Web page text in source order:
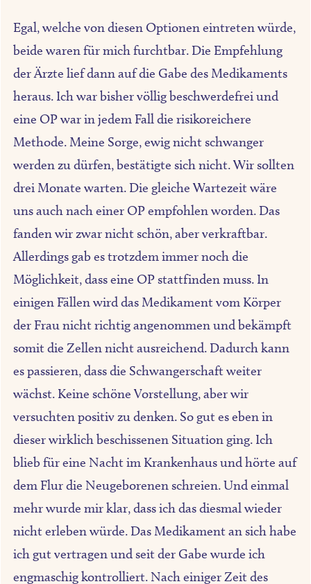
Egal, welche von diesen Optionen eintreten würde,
beide waren für mich furchtbar. Die Empfehlung
der Ärzte lief dann auf die Gabe des Medikaments
heraus. Ich war bisher völlig beschwerdefrei und
eine OP war in jedem Fall die risikoreichere
Methode. Meine Sorge, ewig nicht schwanger
werden zu dürfen, bestätigte sich nicht. Wir sollten
drei Monate warten. Die gleiche Wartezeit wäre
uns auch nach einer OP empfohlen worden. Das
fanden wir zwar nicht schön, aber verkraftbar.
Allerdings gab es trotzdem immer noch die
Möglichkeit, dass eine OP stattfinden muss. In
einigen Fällen wird das Medikament vom Körper
der Frau nicht richtig angenommen und bekämpft
somit die Zellen nicht ausreichend. Dadurch kann
es passieren, dass die Schwangerschaft weiter
wächst. Keine schöne Vorstellung, aber wir
versuchten positiv zu denken. So gut es eben in
dieser wirklich beschissenen Situation ging. Ich
blieb für eine Nacht im Krankenhaus und hörte auf
dem Flur die Neugeborenen schreien. Und einmal
mehr wurde mir klar, dass ich das diesmal wieder
nicht erleben würde. Das Medikament an sich habe
ich gut vertragen und seit der Gabe wurde ich
engmaschig kontrolliert. Nach einiger Zeit des